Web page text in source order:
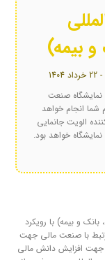
بیمه)
صنعت
شما انجام خواهد
الویت جانمایی
خواهد بود.
و بیمه) با رویکرد
با صنعت مالی جهت
جهت افزایش دانش مالی